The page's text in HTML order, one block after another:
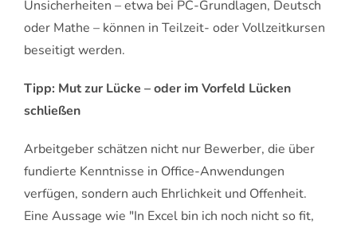
Unsicherheiten – etwa bei PC-Grundlagen, Deutsch
oder Mathe – können in Teilzeit- oder Vollzeitkursen
beseitigt werden.
Tipp: Mut zur Lücke – oder im Vorfeld Lücken
schließen
Arbeitgeber schätzen nicht nur Bewerber, die über
fundierte Kenntnisse in Office-Anwendungen
verfügen, sondern auch Ehrlichkeit und Offenheit.
Eine Aussage wie "In Excel bin ich noch nicht so fit,